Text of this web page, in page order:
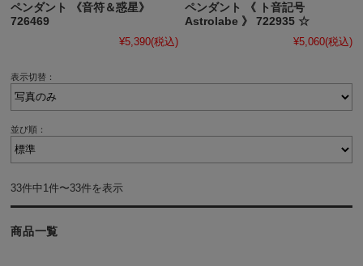
ペンダント 《音符＆惑星》
726469
¥5,390(税込)
ペンダント 《 ト音記号
Astrolabe 》 722935 ☆
¥5,060(税込)
表示切替：
並び順：
33件中1件〜33件を表示
商品一覧